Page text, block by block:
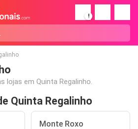
!
lojas em Quinta Regalinho.
Quinta Regalinho
Monte Roxo